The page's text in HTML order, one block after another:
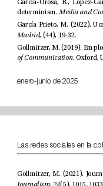
enero-junio de 2025
determinism.
Madrid
of Communication
Journalism , 24